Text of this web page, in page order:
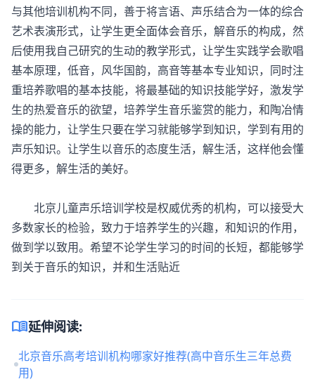
与其他培训机构不同，善于将言语、声乐结合为一体的综合
艺术表演形式，让学生更全面体会音乐，解音乐的构成，然
后使用我自己研究的生动的教学形式，让学生实践学会歌唱
基本原理，低音，风华国韵，高音等基本专业知识，同时注
重培养歌唱的基本技能，将最基础的知识技能学好，激发学
生的热爱音乐的欲望，培养学生音乐鉴赏的能力，和陶冶情
操的能力，让学生只要在学习就能够学到知识，学到有用的
声乐知识。让学生以音乐的态度生活，解生活，这样他会懂
得更多，解生活的美好。
北京儿童声乐培训学校是权威优秀的机构，可以接受大
多数家长的检验，致力于培养学生的兴趣，和知识的作用，
做到学以致用。希望不论学生学习的时间的长短，都能够学
到关于音乐的知识，并和生活贴近
menu_book延伸阅读:
北京音乐高考培训机构哪家好推荐(高中音乐生三年总费
用)